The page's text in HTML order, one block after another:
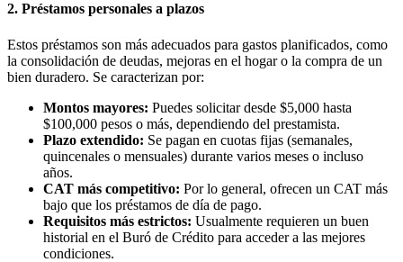
2. Préstamos personales a plazos
Estos préstamos son más adecuados para gastos planificados, como
la consolidación de deudas, mejoras en el hogar o la compra de un
bien duradero. Se caracterizan por:
Montos mayores: Puedes solicitar desde $5,000 hasta
$100,000 pesos o más, dependiendo del prestamista.
Plazo extendido: Se pagan en cuotas fijas (semanales,
quincenales o mensuales) durante varios meses o incluso
años.
CAT más competitivo: Por lo general, ofrecen un CAT más
bajo que los préstamos de día de pago.
Requisitos más estrictos: Usualmente requieren un buen
historial en el Buró de Crédito para acceder a las mejores
condiciones.